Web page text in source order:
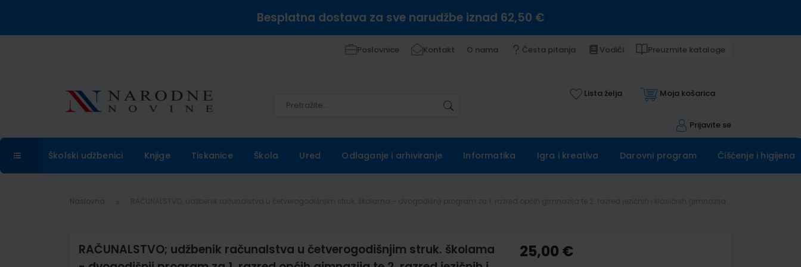
Besplatna dostava za sve narudžbe iznad 62,50 €
Poslovnice Kontakt O nama Česta pitanja Vodiči Preuzmite kataloge
Lista želja Moja košarica
Prijavite se
Školski udžbenici Knjige Tiskanice Škola Ured Odlaganje i arhiviranje Informatika Igra i kreativa Darovni program Čišćenje i higijena
Naslovna
RAČUNALSTVO; udžbenik računalstva u četverogodišnjim struk. školama
25,00 €